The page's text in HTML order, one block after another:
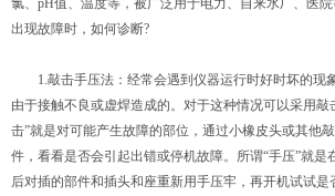
氯、pH值、温度等，被广泛用于电力、自来水厂、医
出现故障时，如何诊断?
1.敲击手压法：经常会遇到仪器运行时好时坏的现
由于接触不良或虚焊造成的。对于这种情况可以采用敲
击”就是对可能产生故障的部位，通过小橡皮头或其他
件，看看是否会引起出错或停机故障。所谓“手压”就是
后对插的部件和插头和座重新用手压牢，再开机试试